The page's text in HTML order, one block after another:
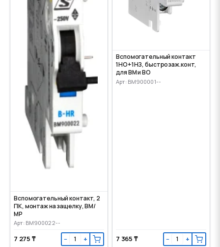
Вспомогательный контакт, 2
ПК, монтаж на защелку, ВМ/
МР
Арт: BM900022--
7 275 ₸ − +
Вспомогательный контакт
1НО+1НЗ, быстрозаж.конт,
для ВМ и ВО
Арт: BM900001--
7 365 ₸ − +